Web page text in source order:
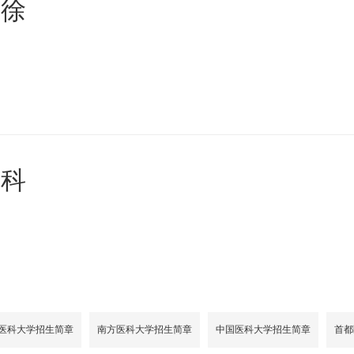
科大学招生简章 南方医科大学招生简章 中国医科大学招生简章 首